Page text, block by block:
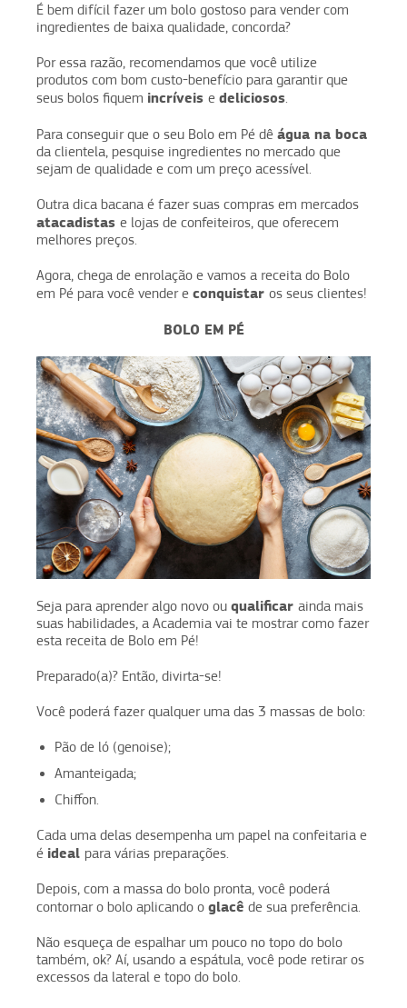
É bem difícil fazer um bolo gostoso para vender com
ingredientes de baixa qualidade, concorda?
Por essa razão, recomendamos que você utilize
produtos com bom custo-benefício para garantir que
seus bolos fiquem incríveis e deliciosos.
Para conseguir que o seu Bolo em Pé dê água na boca
da clientela, pesquise ingredientes no mercado que
sejam de qualidade e com um preço acessível.
Outra dica bacana é fazer suas compras em mercados
atacadistas e lojas de confeiteiros, que oferecem
melhores preços.
Agora, chega de enrolação e vamos a receita do Bolo
em Pé para você vender e conquistar os seus clientes!
BOLO EM PÉ
Seja para aprender algo novo ou qualificar ainda mais
suas habilidades, a Academia vai te mostrar como fazer
esta receita de Bolo em Pé!
Preparado(a)? Então, divirta-se!
Você poderá fazer qualquer uma das 3 massas de bolo:
Pão de ló (genoise);
Amanteigada;
Chiffon.
Cada uma delas desempenha um papel na confeitaria e
é ideal para várias preparações.
Depois, com a massa do bolo pronta, você poderá
contornar o bolo aplicando o glacê de sua preferência.
Não esqueça de espalhar um pouco no topo do bolo
também, ok? Aí, usando a espátula, você pode retirar os
excessos da lateral e topo do bolo.